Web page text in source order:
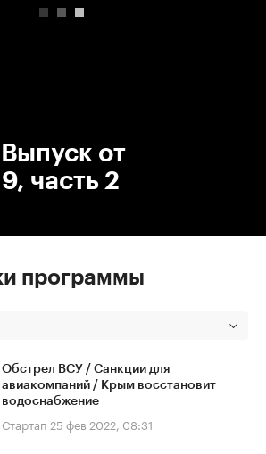
от
часть 2
программы
Обстрел ВСУ / Санкции для
авиакомпаний / Крым восстановит
водоснабжение
Стартап 25 фев 2022, 08:31